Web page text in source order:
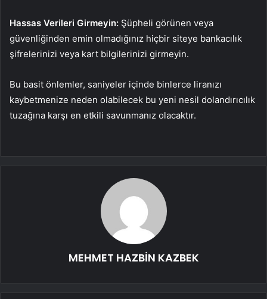
Hassas Verileri Girmeyin: Şüpheli görünen veya
güvenliğinden emin olmadığınız hiçbir siteye bankacılık
şifrelerinizi veya kart bilgilerinizi girmeyin.
Bu basit önlemler, saniyeler içinde binlerce liranızı
kaybetmenize neden olabilecek bu yeni nesil dolandırıcılık
tuzağına karşı en etkili savunmanız olacaktır.
MEHMET HAZBİN KAZBEK